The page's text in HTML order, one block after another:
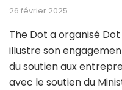
26 février 2025
The Dot a organisé
illustre son
du soutien aux
avec le soutien du